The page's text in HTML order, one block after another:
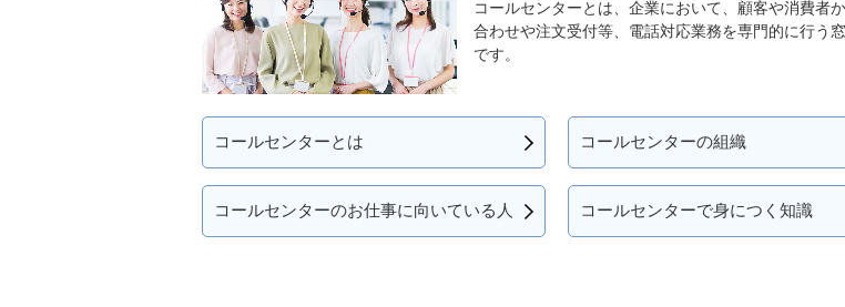
コールセンターとは、企業において、顧客や消費者
合わせや注文受付等、電話対応業務を専門的に行う
です。
コールセンターとは コールセンターの組織
コールセンターのお仕事に向いている人 コールセンターで身につく知識